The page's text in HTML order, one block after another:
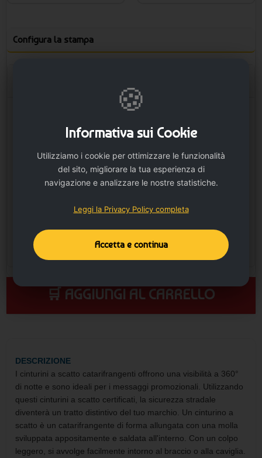
Configura la stampa
🛒 AGGIUNGI AL CARRELLO
DESCRIZIONE
I cinturini a scatto catarifrangenti offrono una visibilità a 360°
di notte e sono ideali per i messaggi promozionali. Utilizzando
questi cinturini a scatto certificati, la sicurezza stradale
diventerà un tratto distintivo del tuo marchio. Un cinturino a
scatto è un catarifrangente di forma allungata con una molla
sviluppata appositamente e saldata all'interno. Con un colpo
leggero, si avvolge facilmente intorno al braccio o alla caviglia.
🍪
Informativa sui Cookie
Utilizziamo i cookie per ottimizzare le funzionalità
del sito, migliorare la tua esperienza di
navigazione e analizzare le nostre statistiche.
Leggi la Privacy Policy completa
Accetta e continua